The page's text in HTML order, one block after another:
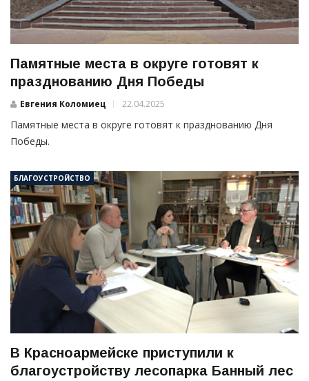
Памятные места в округе готовят к
празднованию Дня Победы
Евгения Коломиец 22.04.2025
Памятные места в округе готовят к празднованию Дня
Победы.
БЛАГОУСТРОЙСТВО
В Красноармейске приступили к
благоустройству лесопарка Банный лес